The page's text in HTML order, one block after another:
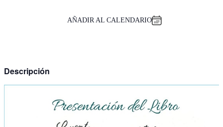
AÑADIR AL CALENDARIO
Descripción